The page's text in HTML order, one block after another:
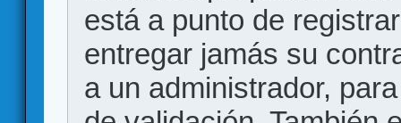
está a punto de
entregar jamás su
a un administrador,